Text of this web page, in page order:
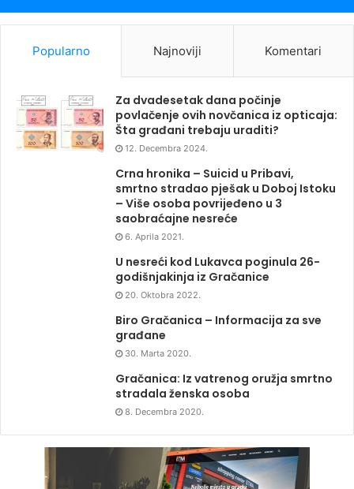
Popularno Najnoviji Komentari
Za dvadesetak dana počinje
povlačenje ovih novčanica iz opticaja:
Šta građani trebaju uraditi?
12. Decembra 2024.
Crna hronika – Suicid u Pribavi,
smrtno stradao pješak u Doboj Istoku
– Više osoba povrijeđeno u 3
saobraćajne nesreće
6. Aprila 2021.
U nesreći kod Lukavca poginula 26-
godišnjakinja iz Gračanice
20. Oktobra 2022.
Biro Gračanica – Informacija za sve
građane
30. Marta 2020.
Gračanica: Iz vatrenog oružja smrtno
stradala ženska osoba
8. Decembra 2020.